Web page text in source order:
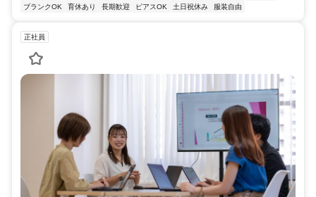
ブランクOK
育休あり 長期歓迎 ピアスOK 土日祝休み 服装自由
正社員